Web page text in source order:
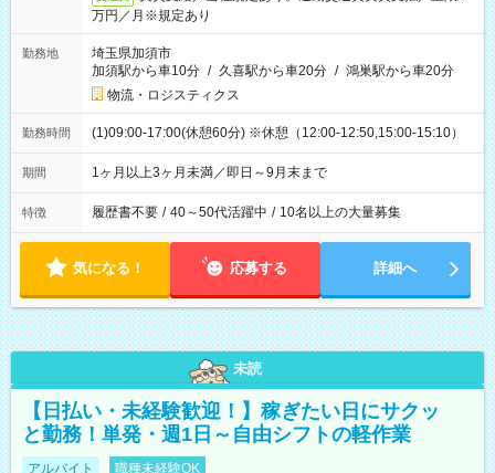
万円／月※規定あり
勤務地
埼玉県加須市
加須駅から車10分 / 久喜駅から車20分 / 鴻巣駅から車20分
物流・ロジスティクス
勤務時間 (1)09:00-17:00(休憩60分) ※休憩（12:00-12:50,15:00-15:10）
期間 1ヶ月以上3ヶ月未満／即日～9月末まで
特徴 履歴書不要 / 40～50代活躍中 / 10名以上の大量募集
気になる！ 応募する 詳細へ
未読
【日払い・未経験歓迎！】稼ぎたい日にサクッ
と勤務！単発・週1日～自由シフトの軽作業
アルバイト 職種未経験OK